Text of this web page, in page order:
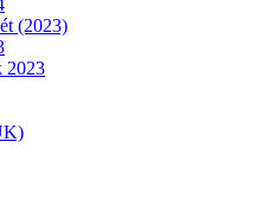
(2023)
2023